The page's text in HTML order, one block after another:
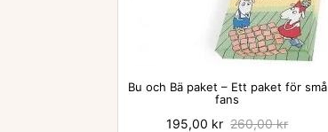

Bu och Bä paket – Ett paket för små
fans
Pris
195,00 kr Baspris
260,00 kr